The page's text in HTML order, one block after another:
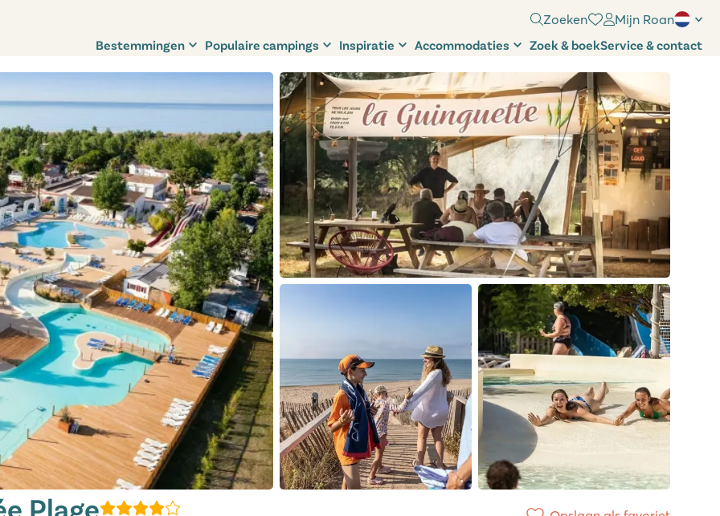
Zoeken Mijn Roan
Bestemmingen Populaire campings Inspiratie Accommodaties Zoek & boekService & contact
Plage